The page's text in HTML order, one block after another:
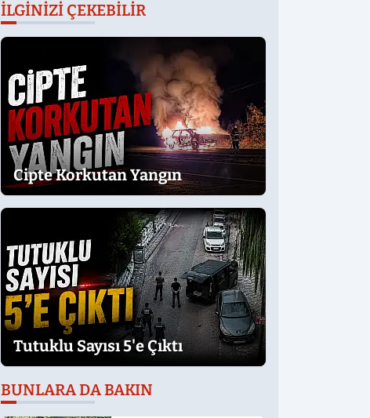
İLGINIZI ÇEKEBILIR
Cipte Korkutan Yangın
Tutuklu Sayısı 5'e Çıktı
BUNLARA DA BAKIN